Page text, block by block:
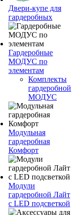
Двери-купе для
гардеробных
Гардеробные
МОДУС по
элементам
Комплекты
гардеробной
МОДУС
Модульная
гардеробная
Комфорт
Модули
гардеробной Лайт
с LED подсветкой